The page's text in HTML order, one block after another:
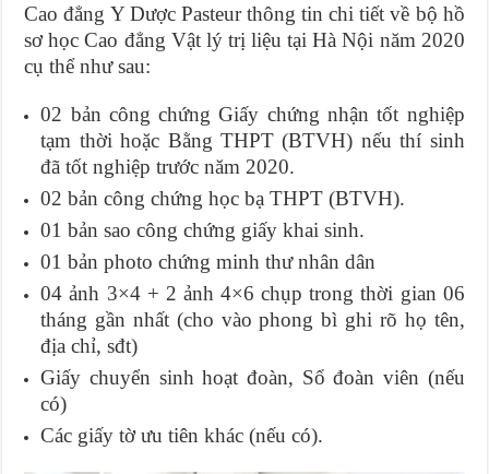
Cao đẳng Y Dược Pasteur thông tin chi tiết về bộ hồ
sơ học Cao đẳng Vật lý trị liệu tại Hà Nội năm 2020
cụ thể như sau:
02 bản công chứng Giấy chứng nhận tốt nghiệp
tạm thời hoặc Bằng THPT (BTVH) nếu thí sinh
đã tốt nghiệp trước năm 2020.
02 bản công chứng học bạ THPT (BTVH).
01 bản sao công chứng giấy khai sinh.
01 bản photo chứng minh thư nhân dân
04 ảnh 3×4 + 2 ảnh 4×6 chụp trong thời gian 06
tháng gần nhất (cho vào phong bì ghi rõ họ tên,
địa chỉ, sđt)
Giấy chuyển sinh hoạt đoàn, Sổ đoàn viên (nếu
có)
Các giấy tờ ưu tiên khác (nếu có).